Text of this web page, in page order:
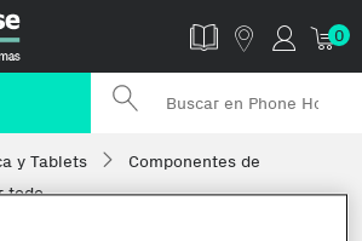
0
y Tablets
Componentes de
todo